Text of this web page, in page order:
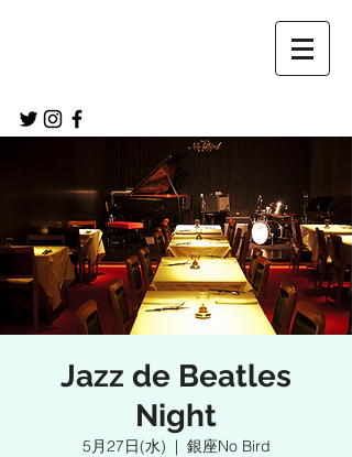
Jazz de Beatles
Night
5月27日(水)
  |
銀座No Bird